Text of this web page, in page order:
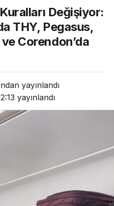
Türkiye Uçuşlarında
THY, Pegasus, AJet,
SunExpress ve
Corendon’da Son Durum
Değişiyor:
THY, Pegasus,
Corendon’da
yayınlandı
yayınlandı